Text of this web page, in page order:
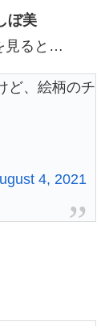
ぼ美
見ると…
ど、絵柄のチ
4, 2021